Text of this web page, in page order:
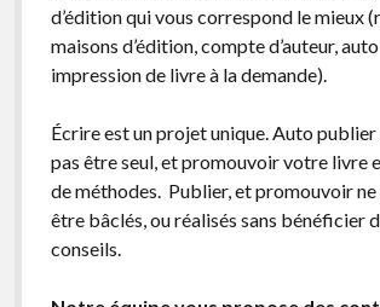
d’édition qui vous correspond le mieux
maisons d’édition, compte d’auteur,
impression de livre à la demande).
Écrire est un projet unique. Auto
pas être seul, et promouvoir votre livre
de méthodes. Publier, et promouvoir
être bâclés, ou réalisés sans bénéficier
conseils.